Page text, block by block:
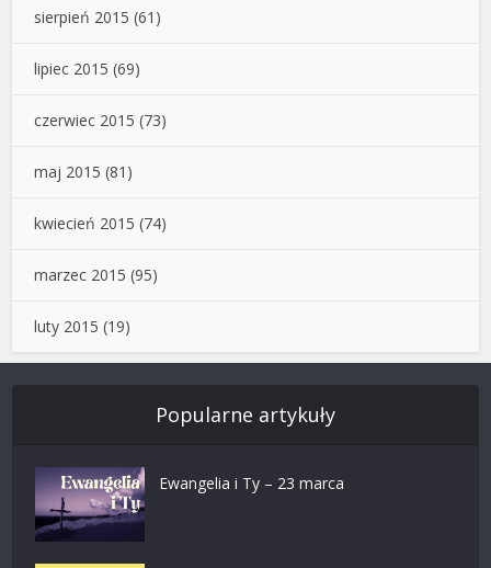
sierpień 2015 (61)
lipiec 2015 (69)
czerwiec 2015 (73)
maj 2015 (81)
kwiecień 2015 (74)
marzec 2015 (95)
luty 2015 (19)
Popularne artykuły
Ewangelia i Ty – 23 marca